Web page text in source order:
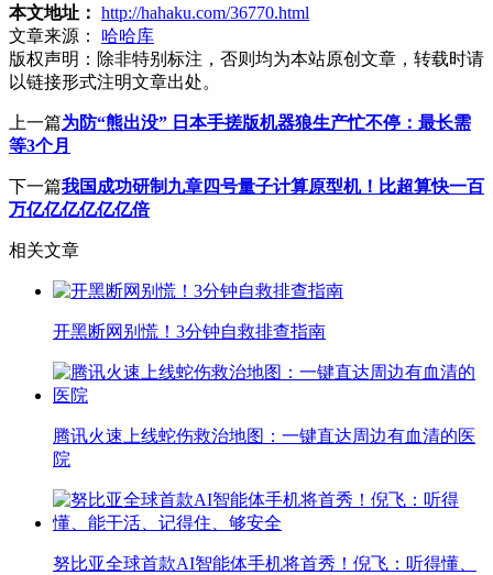
本文地址： http://hahaku.com/36770.html
文章来源：
哈哈库
版权声明： 除非特别标注，否则均为本站原创文章，转载时请
以链接形式注明文章出处。
上一篇为防“熊出没” 日本手搓版机器狼生产忙不停：最长需
等3个月
下一篇我国成功研制九章四号量子计算原型机！比超算快一百
万亿亿亿亿亿亿倍
相关文章
开黑断网别慌！3分钟自救排查指南
腾讯火速上线蛇伤救治地图：一键直达周边有血清的医
院
努比亚全球首款AI智能体手机将首秀！倪飞：听得懂、